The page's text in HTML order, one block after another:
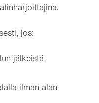
jos:
jälkeistä
ilman alan